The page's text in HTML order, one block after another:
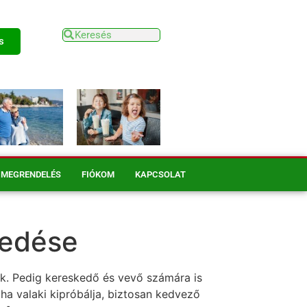
MEGRENDELÉS FIÓKOM KAPCSOLAT
Pedig kereskedő és vevő számára is
valaki kipróbálja, biztosan kedvező